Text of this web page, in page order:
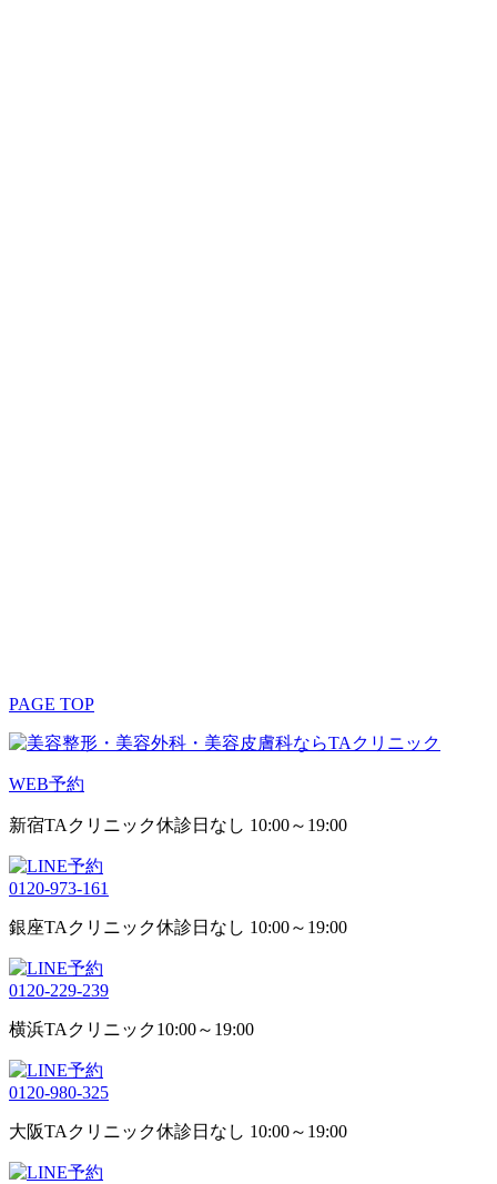
PAGE TOP
WEB予約
新宿TAクリニック休診日なし 10:00～19:00
0120-973-161
銀座TAクリニック休診日なし 10:00～19:00
0120-229-239
横浜TAクリニック10:00～19:00
0120-980-325
大阪TAクリニック休診日なし 10:00～19:00